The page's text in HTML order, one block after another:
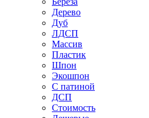
Дерево
Дуб
ЛДСП
Массив
Пластик
Шпон
Экошпон
С патиной
ДСП
Стоимость